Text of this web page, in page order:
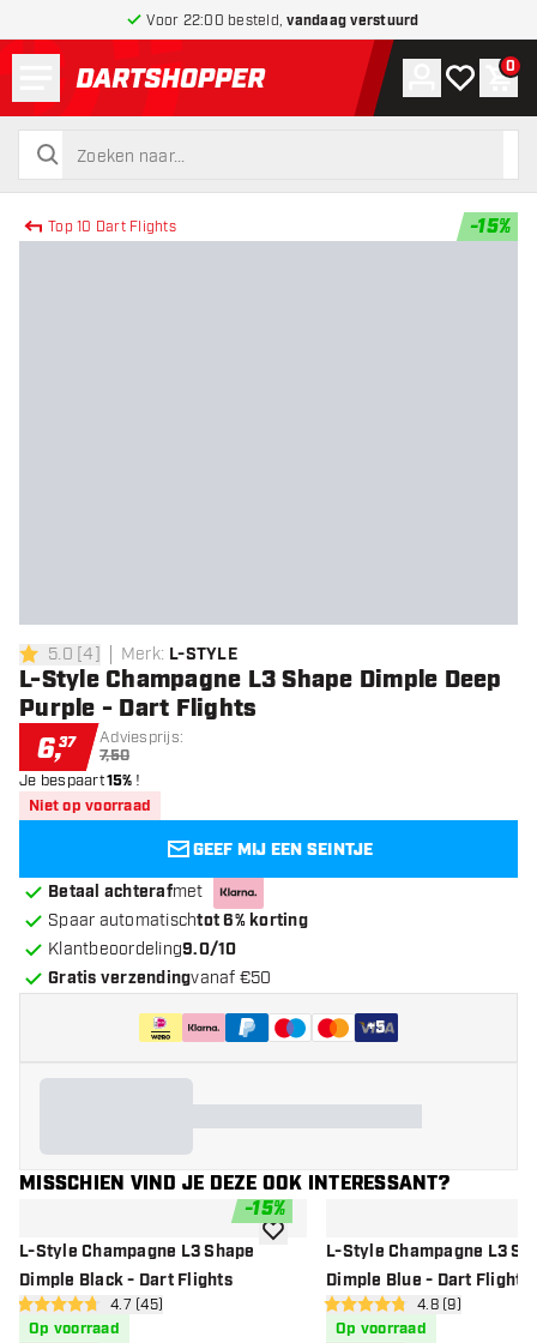
Voor 22:00 besteld,vandaag verstuurd
terug naar home pagina
zoeken
zoeken
Account
Mijn 0
Top 10 Dart Flights -15%
5 score sterren
5.0 [4] Merk: L-STYLE
L-Style Champagne L3 Shape Dimple Deep
Purple - Dart Flights
6,37 Adviesprijs:
7,50
Je bespaart15% !
Niet op voorraad
GEEF MIJ EEN SEINTJE
Betaal achterafmet
Spaar automatischtot 6% korting
Klantbeoordeling9.0/10
Gratis verzendingvanaf €50
+5
MISSCHIEN VIND JE DEZE OOK INTERESSANT?
-15%
L-Style Champagne L3 Shape
Dimple Black - Dart Flights
open reviews drawer
4.7 score sterren4.7 (45)
Op voorraad
toevoegen aan verlanglijst
L-Style Champagne L3
Dimple Blue - Dart Flights
open reviews
4.8 score sterren4.8 (9)
Op voorraad